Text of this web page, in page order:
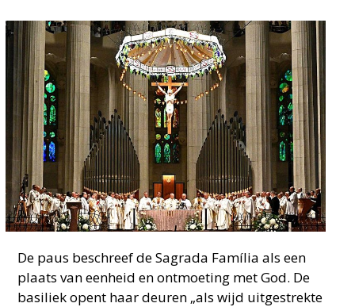
De paus beschreef de Sagrada Família als een
plaats van eenheid en ontmoeting met God. De
basiliek opent haar deuren „als wijd uitgestrekte